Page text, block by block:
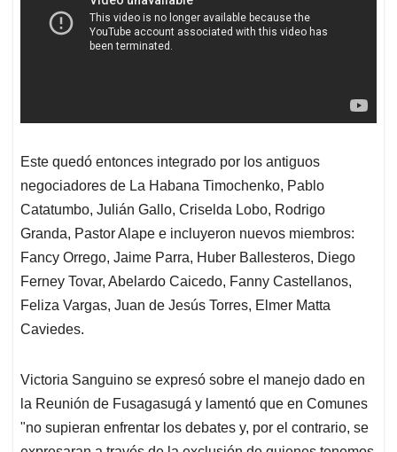
Este quedó entonces integrado por los antiguos
negociadores de La Habana Timochenko, Pablo
Catatumbo, Julián Gallo, Criselda Lobo, Rodrigo
Granda, Pastor Alape e incluyeron nuevos miembros:
Fancy Orrego, Jaime Parra, Huber Ballesteros, Diego
Ferney Tovar, Abelardo Caicedo, Fanny Castellanos,
Feliza Vargas, Juan de Jesús Torres, Elmer Matta
Caviedes.
Victoria Sanguino se expresó sobre el manejo dado en
la Reunión de Fusagasugá y lamentó que en Comunes
"no supieran enfrentar los debates y, por el contrario, se